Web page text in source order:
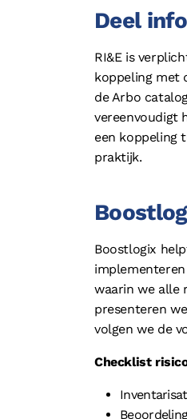
Deel
RI&E is
koppeling met
de Arbo
vereenvoudigt
een koppeling
praktijk.
Boostlogix
waarin we alle
presenteren
volgen we de
Checklist